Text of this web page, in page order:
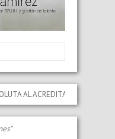
AL ACREDITAR QUE LAS